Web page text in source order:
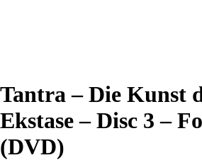
Tantra – Die Kunst
Ekstase – Disc 3 –
(DVD)